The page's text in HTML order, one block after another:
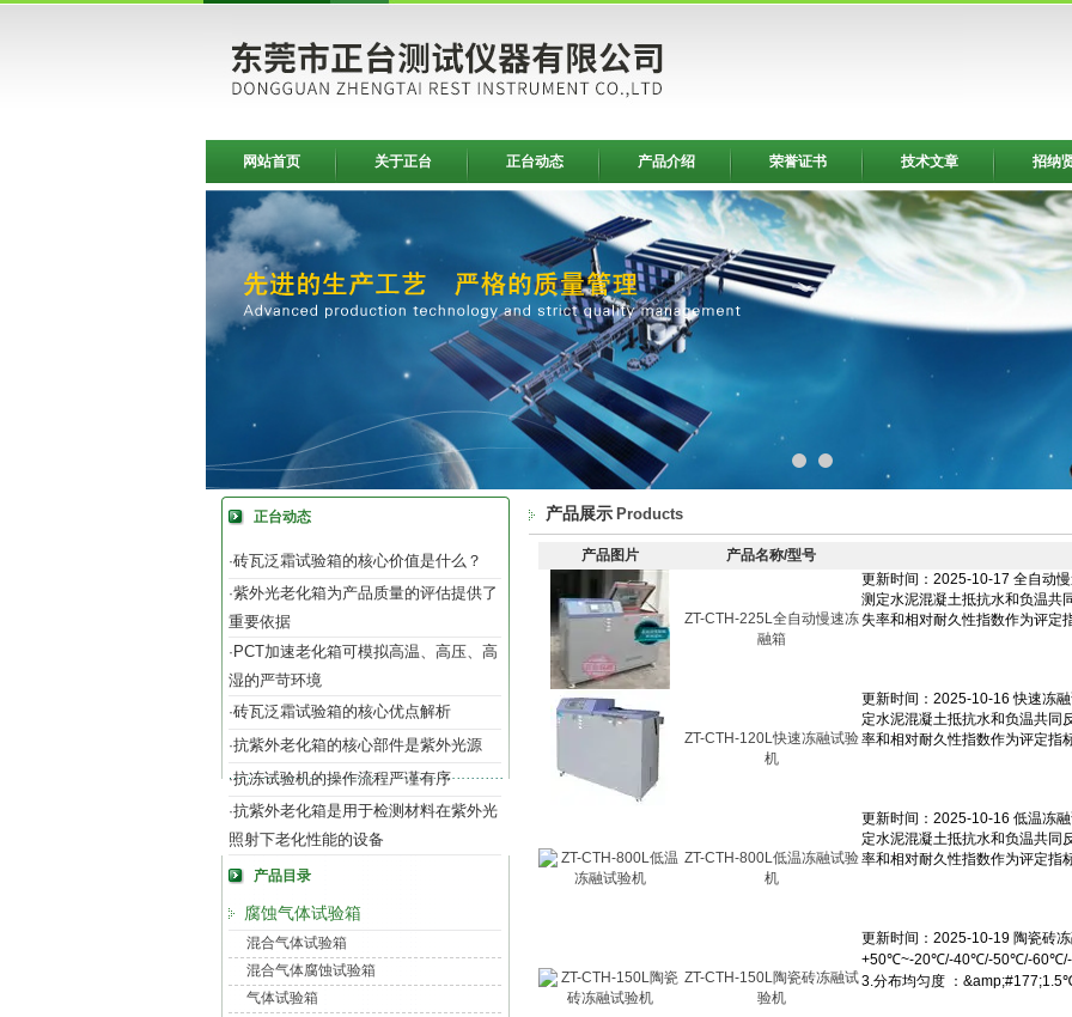
网站首页 关于正台 正台动态 产品介绍 荣誉证书 技术文章 招纳
正台动态
·砖瓦泛霜试验箱的核心价值是什么？
·紫外光老化箱为产品质量的评估提供了
重要依据
· PCT加速老化箱可模拟高温、高压、高
湿的严苛环境
·砖瓦泛霜试验箱的核心优点解析
·抗紫外老化箱的核心部件是紫外光源
·抗冻试验机的操作流程严谨有序
·抗紫外老化箱是用于检测材料在紫外光
照射下老化性能的设备
产品目录
腐蚀气体试验箱
混合气体试验箱
混合气体腐蚀试验箱
气体试验箱
产品展示 Products
产品图片 产品名称/型号
ZT-CTH-225L全自动慢速冻
融箱
ZT-CTH-120L快速冻融试验
机
ZT-CTH-800L低温冻融试验
机
ZT-CTH-150L陶瓷砖冻融试
验机